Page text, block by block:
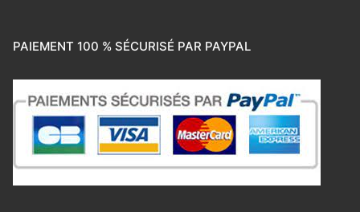
PAIEMENT 100 % SÉCURISÉ PAR PAYPAL